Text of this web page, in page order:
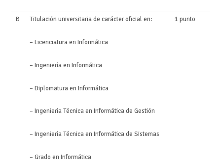
B Titulación universitaria de carácter oficial en:
– Licenciatura en Informática
– Ingeniería en Informática
– Diplomatura en Informática
– Ingeniería Técnica en Informática de Gestión
– Ingeniería Técnica en Informática de Sistemas
– Grado en Informática
1 punto